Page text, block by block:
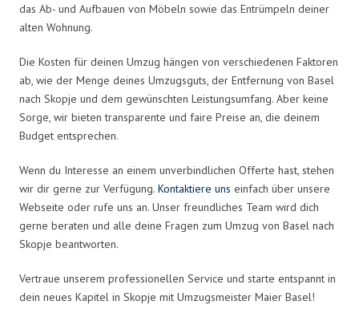
das Ab- und Aufbauen von Möbeln sowie das Entrümpeln deiner
alten Wohnung.
Die Kosten für deinen Umzug hängen von verschiedenen Faktoren
ab, wie der Menge deines Umzugsguts, der Entfernung von Basel
nach Skopje und dem gewünschten Leistungsumfang. Aber keine
Sorge, wir bieten transparente und faire Preise an, die deinem
Budget entsprechen.
Wenn du Interesse an einem unverbindlichen Offerte hast, stehen
wir dir gerne zur Verfügung. Kontaktiere uns einfach über unsere
Webseite oder rufe uns an. Unser freundliches Team wird dich
gerne beraten und alle deine Fragen zum Umzug von Basel nach
Skopje beantworten.
Vertraue unserem professionellen Service und starte entspannt in
dein neues Kapitel in Skopje mit Umzugsmeister Maier Basel!